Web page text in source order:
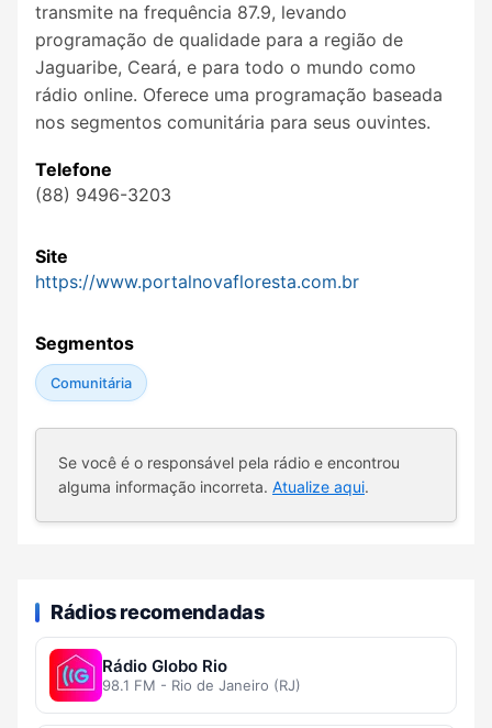
transmite na frequência 87.9, levando
programação de qualidade para a região de
Jaguaribe, Ceará, e para todo o mundo como
rádio online. Oferece uma programação baseada
nos segmentos comunitária para seus ouvintes.
Telefone
(88) 9496-3203
Site
https://www.portalnovafloresta.com.br
Segmentos
Comunitária
Se você é o responsável pela rádio e encontrou
alguma informação incorreta. Atualize aqui.
Rádios recomendadas
Rádio Globo Rio
98.1 FM - Rio de Janeiro (RJ)